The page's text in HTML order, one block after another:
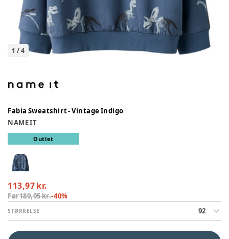
1 /4
Fabia Sweatshirt - Vintage Indigo
NAME IT
Outlet
113,97 kr.
Før189,95 kr.-40%
STØRRELSE 92